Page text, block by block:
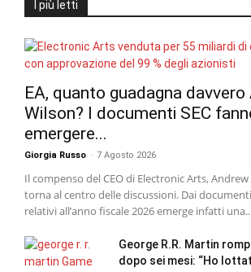
I più letti
EA, quanto guadagna
Wilson? I documenti SEC
emergere...
Giorgia Russo - 7 Agosto 2026
Il compenso del CEO di Electronic Arts,
torna al centro delle discussioni. Dai
relativi all’anno fiscale 2026 emerge infatti
George R.R. Martin
dopo sei mesi: “Ho